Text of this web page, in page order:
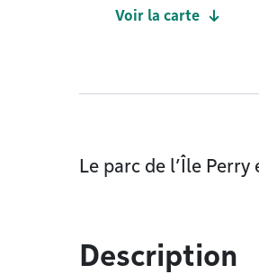
Voir la carte
Le parc de l’Île
Description